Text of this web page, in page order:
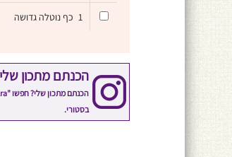
1 כף נוטלה גדושה
הכנתם מתכון
בסטורי.